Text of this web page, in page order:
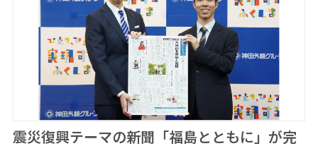
震災復興テーマの新聞「福島とともに」が完